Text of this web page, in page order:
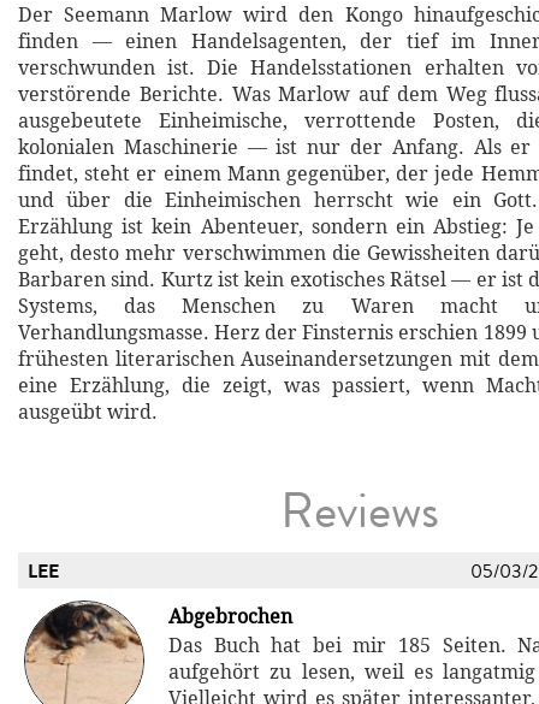
Der Seemann Marlow wird den Kongo
finden — einen Handelsagenten, der tief im
verschwunden ist. Die Handelsstationen erhalten
verstörende Berichte. Was Marlow auf dem Weg
ausgebeutete Einheimische, verrottende Posten,
kolonialen Maschinerie — ist nur der Anfang. Als er
findet, steht er einem Mann gegenüber, der jede
und über die Einheimischen herrscht wie ein Gott.
Erzählung ist kein Abenteuer, sondern ein Abstieg:
geht, desto mehr verschwimmen die Gewissheiten
Barbaren sind. Kurtz ist kein exotisches Rätsel — er ist
Systems, das Menschen zu Waren macht
Verhandlungsmasse. Herz der Finsternis erschien 1899
frühesten literarischen Auseinandersetzungen mit
eine Erzählung, die zeigt, was passiert, wenn
ausgeübt wird.
Reviews
LEE 05/03/
Abgebrochen
Das Buch hat bei mir 185 Seiten.
aufgehört zu lesen, weil es
Vielleicht wird es später